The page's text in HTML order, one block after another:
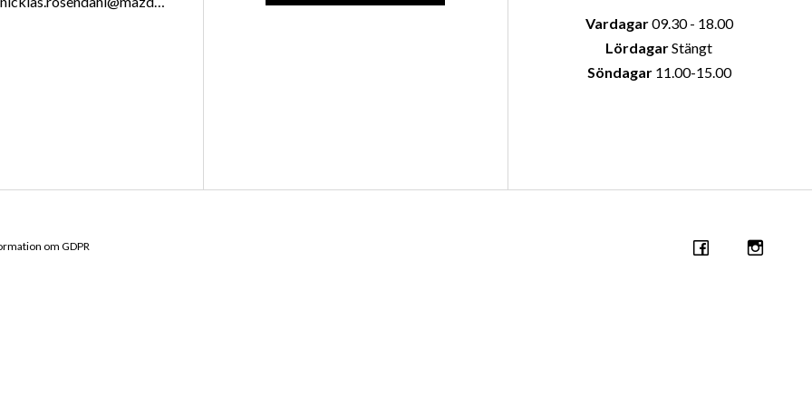
Vardagar09.30 - 18.00
LördagarStängt
Söndagar11.00-15.00
om GDPR